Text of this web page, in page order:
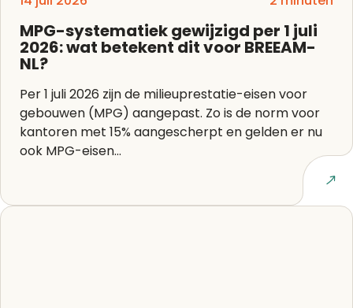
MPG-systematiek gewijzigd per 1 juli
2026: wat betekent dit voor BREEAM-
NL?
Per 1 juli 2026 zijn de milieuprestatie-eisen voor
gebouwen (MPG) aangepast. Zo is de norm voor
kantoren met 15% aangescherpt en gelden er nu
ook MPG-eisen...
Lees artikel